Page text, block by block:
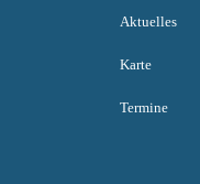
Aktuelles
Karte
Termine